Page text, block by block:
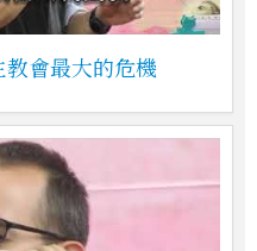
教會最大的危機